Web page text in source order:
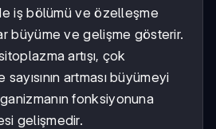
iş bölümü ve özelleşme
büyüme ve gelişme gösterir.
artışı, çok
artması büyümeyi
fonksiyonuna
gelişmedir.